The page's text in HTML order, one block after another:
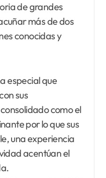
de grandes
más de dos
conocidas y
especial que
sus
como el
por lo que sus
una experiencia
acentúan el